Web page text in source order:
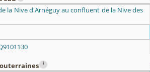
la Nive d'Arnéguy au confluent de la Nive des
i